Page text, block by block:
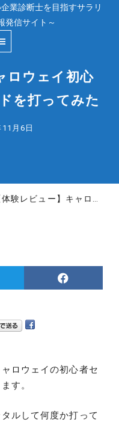
業診断士を目指すサラリ
発信サイト～
ロウェイ初心
を打ってみた
月6日
験レビュー】キャロウェイ初心者セット ウォーバードを打ってみた
ロウェイの初心者セ
す。
ルして何度か打って